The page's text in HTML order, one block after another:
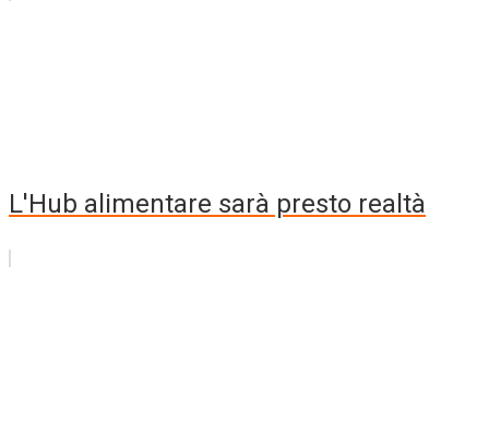
L'Hub alimentare sarà presto realtà